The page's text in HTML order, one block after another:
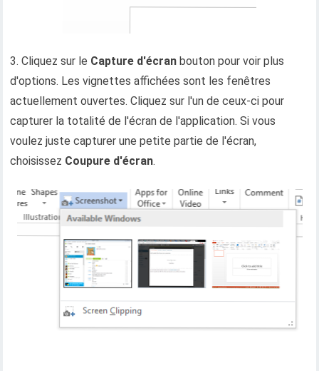
3. Cliquez sur le Capture d'écran bouton pour voir plus
d'options. Les vignettes affichées sont les fenêtres
actuellement ouvertes. Cliquez sur l'un de ceux-ci pour
capturer la totalité de l'écran de l'application. Si vous
voulez juste capturer une petite partie de l'écran,
choisissez Coupure d'écran.